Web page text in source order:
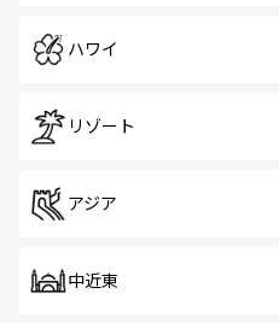
ハワイ
リゾート
アジア
中近東